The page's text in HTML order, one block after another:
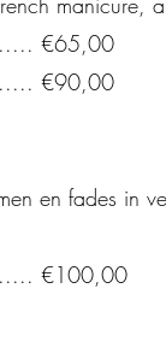
€65,00
€90,00
en fades in
€100,00